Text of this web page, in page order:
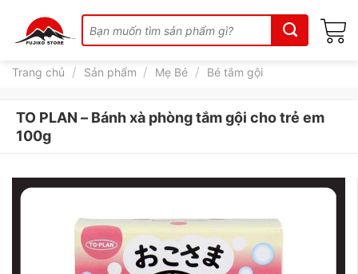
content
kiếm:
Trang chủ / Sản phẩm / Mẹ Bé / Bé tắm gội
TO PLAN – Bánh xà phòng tắm gội cho trẻ em
100g